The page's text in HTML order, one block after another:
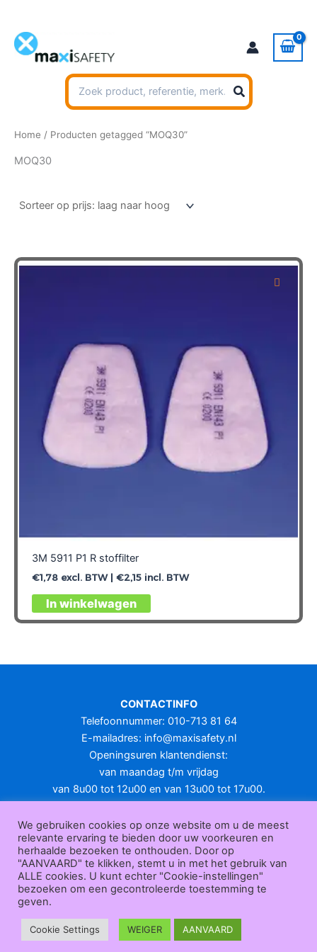
inhoud
Zoeken
naar:
Home / Producten getagged “MOQ30”
MOQ30
3M 5911 P1 R stoffilter
€1,78excl. BTW | €2,15incl. BTW
In winkelwagen
CONTACTINFO
Telefoonnummer: 010-713 81 64
E-mailadres: info@maxisafety.nl
Openingsuren klantendienst:
van maandag t/m vrijdag
van 8u00 tot 12u00 en van 13u00 tot 17u00.
KLANTENSERVICE
Over
ons|Bedrijfsgegevens| F.A.Q.|Bestelprocedure | Betaling
ending | Retourneren|Herroepingsrecht|Herroepingsfunctie
ederverkoop|Bedrukken|Contact
Algemene voorwaarden
Maxisafety.nl © 2026
We gebruiken cookies op onze website om u de meest
relevante ervaring te bieden door uw voorkeuren en
herhaalde bezoeken te onthouden. Door op
"AANVAARD" te klikken, stemt u in met het gebruik van
ALLE cookies. U kunt echter "Cookie-instellingen"
bezoeken om een gecontroleerde toestemming te
geven.
Cookie Settings WEIGER AANVAARD